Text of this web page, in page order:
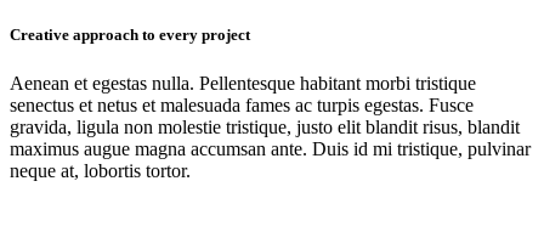
Creative approach to every project
Aenean et egestas nulla. Pellentesque habitant morbi tristique
senectus et netus et malesuada fames ac turpis egestas. Fusce
gravida, ligula non molestie tristique, justo elit blandit risus, blandit
maximus augue magna accumsan ante. Duis id mi tristique, pulvinar
neque at, lobortis tortor.